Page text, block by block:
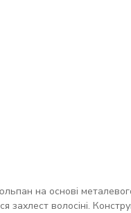
на основі
захлест волосіні.